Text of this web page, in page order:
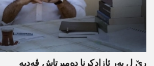
رێ ل بەر ئازادکرنا دەمیرتاش ڤەدبە